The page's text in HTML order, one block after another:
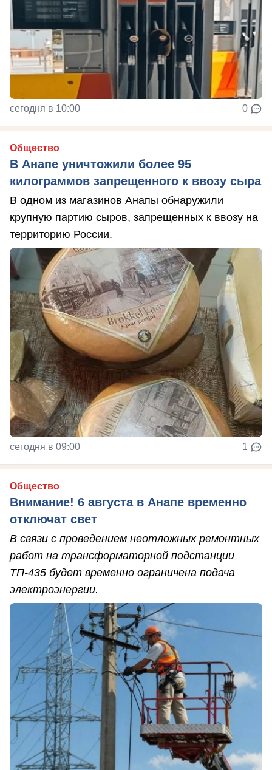
сегодня в 10:00 0
Общество
В Анапе уничтожили более 95
килограммов запрещенного к ввозу сыра
В одном из магазинов Анапы обнаружили
крупную партию сыров, запрещенных к ввозу на
территорию России.
сегодня в 09:00 1
Общество
Внимание! 6 августа в Анапе временно
отключат свет
В связи с проведением неотложных ремонтных
работ на трансформаторной подстанции
ТП-435 будет временно ограничена подача
электроэнергии.